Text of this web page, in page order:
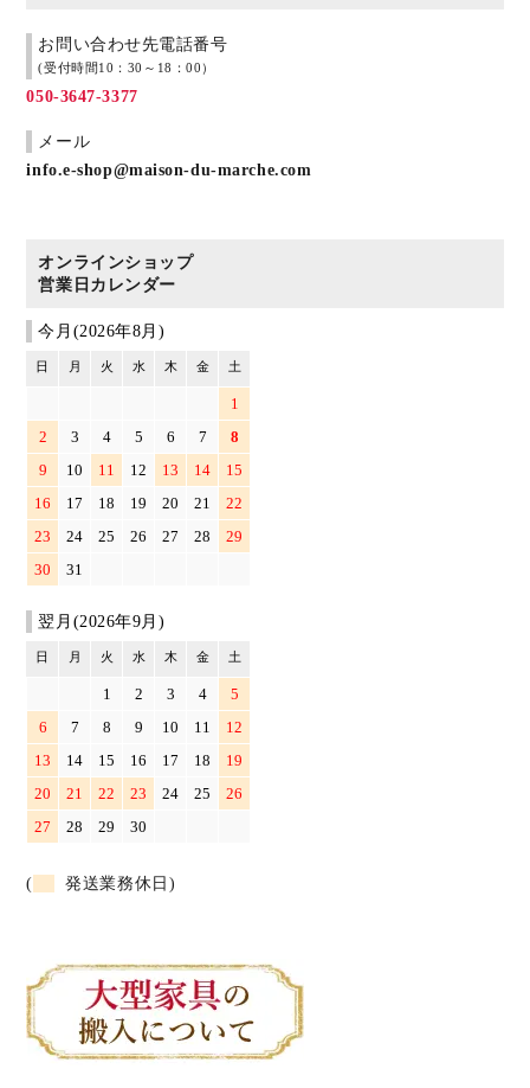
お問い合わせ先電話番号
(受付時間10：30～18：00）
050-3647-3377
メール
info.e-shop@maison-du-marche.com
オンラインショップ
営業日カレンダー
今月(2026年8月)
日 月 火 水 木 金 土
1
2
3 4 5 6 7
8
9
10 11 12 13 14
15
16
17 18 19 20 21
22
23
24 25 26 27 28
29
30
31
翌月(2026年9月)
日 月 火 水 木 金 土
1 2 3 4
5
6
7 8 9 10 11
12
13
14 15 16 17 18
19
20
21 22 23 24 25
26
27
28 29 30
( 発送業務休日)